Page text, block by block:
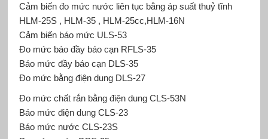
Cảm biến đo mức nước liên tục bằng áp suất thuỷ tĩnh
HLM-25S , HLM-35 , HLM-25cc,HLM-16N
Cảm biến báo mức ULS-53
Đo mức báo đầy báo cạn RFLS-35
Báo mức đầy báo cạn DLS-35
Đo mức bằng điện dung DLS-27
Đo mức chất rắn bằng điện dung CLS-53N
Báo mức điện dung CLS-23
Báo mức nước CLS-23S